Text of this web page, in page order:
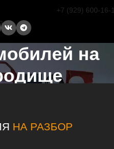
+7 (929) 600-16-
на
НА РАЗБОР